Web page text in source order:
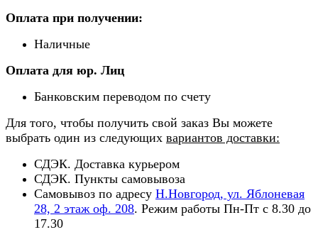
Оплата при получении:
Наличные
Оплата для юр. Лиц
Банковским переводом по счету
Для того, чтобы получить свой заказ Вы можете
выбрать один из следующих вариантов доставки:
СДЭК. Доставка курьером
СДЭК. Пункты самовывоза
Самовывоз по адресу Н.Новгород, ул. Яблоневая
28, 2 этаж оф. 208. Режим работы Пн-Пт с 8.30 до
17.30